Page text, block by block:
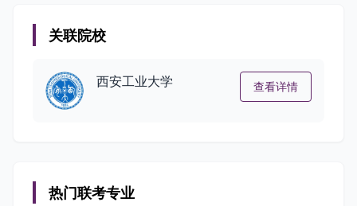
关联院校
西安工业大学 查看详情
热门联考专业